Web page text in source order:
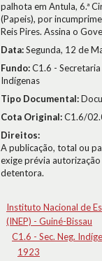
palhota em Antula, 6.ª
(Papeis), por
Reis Pires. Assina o
Data:Segunda, 12 de
Fundo:C1.6 -
Indígenas
Tipo Documental:
Cota Original:C1.6/
Direitos:
A publicação, total ou
exige prévia
detentora.
Instituto Nacional de
(INEP) - Guiné-Bissau
C1.6 - Sec. Neg.
1923